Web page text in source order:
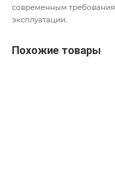
современным
эксплуатации.
Похожие товары